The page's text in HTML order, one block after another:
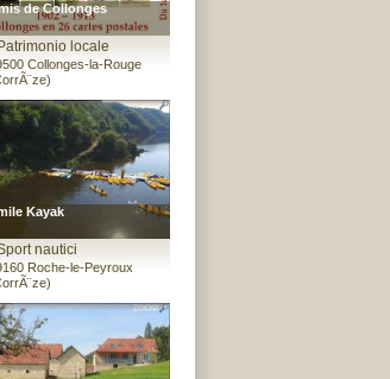
de Collonges
Patrimonio locale
Collonges-la-Rouge
Kayak
nautici
Roche-le-Peyroux